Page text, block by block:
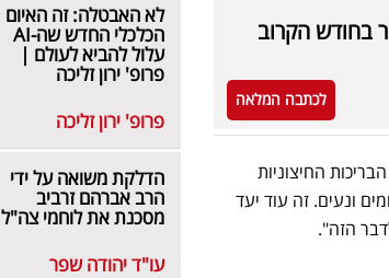
בחודש הקרוב
לכתבה המלאה
החיצוניות
ונעים. זה עוד יעד
הזה".
לא האבטלה: זה האיום
הכלכלי החדש שה-AI
עלול להביא לעולם |
פרופ' ירון זליכה
פרופ' ירון זליכה
הדלקת משואה על ידי
הרב אברהם זרביב
מסכנת את לוחמי צה"ל
עו"ד יהודה שפר